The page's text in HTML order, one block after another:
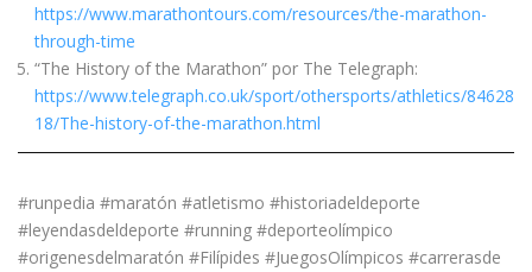
https://www.marathontours.com/resources/the-marathon-
through-time
“The History of the Marathon” por The Telegraph:
https://www.telegraph.co.uk/sport/othersports/athletics/84628
18/The-history-of-the-marathon.html
#runpedia #maratón #atletismo #historiadeldeporte
#leyendasdeldeporte #running #deporteolímpico
#origenesdelmaratón #Filípides #JuegosOlímpicos #carrerasde